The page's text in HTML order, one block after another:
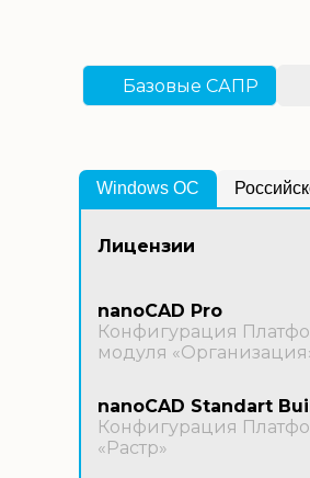
Базовые САПР
Windows OС
Лицензии
nanoCAD Pro
Конфигурация
модуля
nanoCAD Standart
Конфигурация
«Растр»